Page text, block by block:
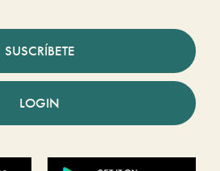
SUSCRÍBETE
LOGIN